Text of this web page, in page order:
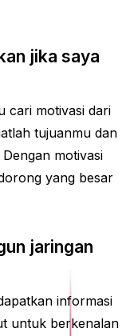
jika saya
cari motivasi dari
tujuanmu dan
motivasi
yang besar
jaringan
informasi
untuk berkenalan